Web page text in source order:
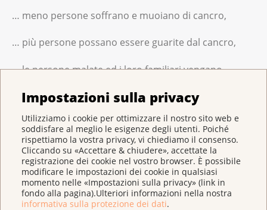
Impostazioni sulla privacy
Utilizziamo i cookie per ottimizzare il nostro sito web e
soddisfare al meglio le esigenze degli utenti. Poiché
rispettiamo la vostra privacy, vi chiediamo il consenso.
Cliccando su «Accettare & chiudere», accettate la
registrazione dei cookie nel vostro browser. È possibile
modificare le impostazioni dei cookie in qualsiasi
momento nelle «Impostazioni sulla privacy» (link in
fondo alla pagina).Ulteriori informazioni nella nostra
informativa sulla protezione dei dati.
… meno persone soffrano e muoiano di cancro,
… più persone possano essere guarite dal cancro,
… le persone malate ed i loro familiari vengano
morte.
Vogliamo diminuire i casi di cancro e
migliorare la qualità della vita delle
persone colpite e di chi le circonda.